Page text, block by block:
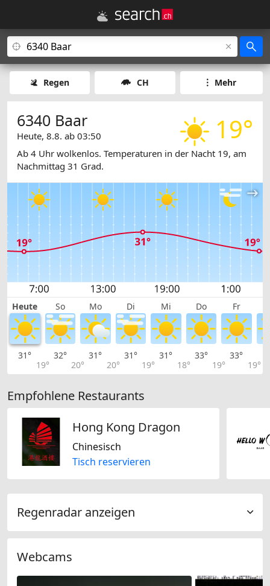
Regen CH Mehr
19°
6340 Baar
Heute, 8.8. ab 03:50
Ab 4 Uhr wolkenlos. Temperaturen in der Nacht 19, am
Nachmittag 31 Grad.
Heute So Mo Di Mi Do Fr
31°
19°
32°
20°
31°
20°
31°
19°
31°
18°
33°
19°
33°
19°
Empfohlene Restaurants
Hong Kong Dragon
Chinesisch
Tisch reservieren
Regenradar anzeigen
Webcams